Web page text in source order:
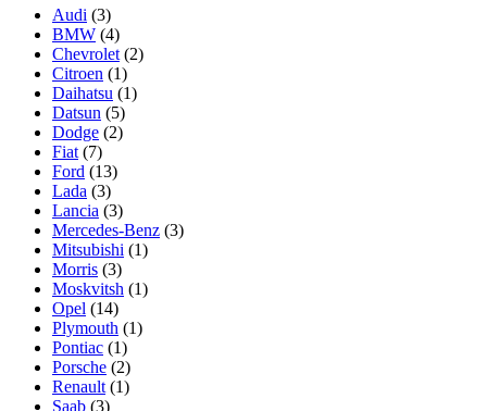
Audi (3)
BMW (4)
Chevrolet (2)
Citroen (1)
Daihatsu (1)
Datsun (5)
Dodge (2)
Fiat (7)
Ford (13)
Lada (3)
Lancia (3)
Mercedes-Benz (3)
Mitsubishi (1)
Morris (3)
Moskvitsh (1)
Opel (14)
Plymouth (1)
Pontiac (1)
Porsche (2)
Renault (1)
Saab (3)